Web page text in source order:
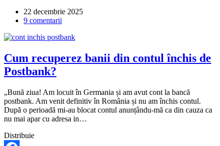
la
Cetelem?
22 decembrie 2025
9 comentarii
Cum recuperez banii din contul închis de
Postbank?
„Bună ziua! Am locuit în Germania și am avut cont la bancă
postbank. Am venit definitiv în România și nu am închis contul.
După o perioadă mi-au blocat contul anunțându-mă ca din cauza ca
nu mai apar cu adresa in…
Distribuie